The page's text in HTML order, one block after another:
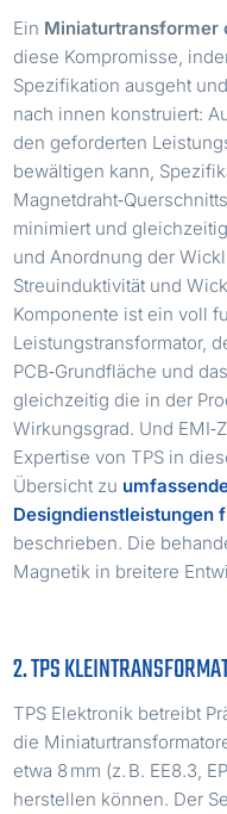
Ein Miniaturtransformer
diese Kompromisse,
Spezifikation ausgeht
nach innen konstruiert:
den geforderten
bewältigen kann,
minimiert und
und Anordnung der
Streuinduktivität und
Komponente ist ein voll
Leistungstransformator,
PCB‑Grundfläche und
gleichzeitig die in der
Wirkungsgrad. Und
Expertise von TPS in
Übersicht zu
Designdienstleistungen
beschrieben. Die
Magnetik in breitere
2. TPS
TPS Elektronik betreibt
die
etwa 8 mm (z. B. EE8.3,
herstellen können. Der